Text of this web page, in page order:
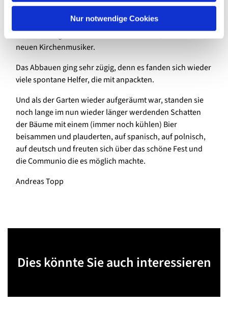
Nur notwendige Cookies
andere bekannte Kanons erklangen aus vielen Kehlen,
neuen Kirchenmusiker.
Das Abbauen ging sehr zügig, denn es fanden sich wieder
viele spontane Helfer, die mit anpackten.
Und als der Garten wieder aufgeräumt war, standen sie
noch lange im nun wieder länger werdenden Schatten
der Bäume mit einem (immer noch kühlen) Bier
beisammen und plauderten, auf spanisch, auf polnisch,
auf deutsch und freuten sich über das schöne Fest und
die Communio die es möglich machte.
Andreas Topp
Dies könnte Sie auch interessieren